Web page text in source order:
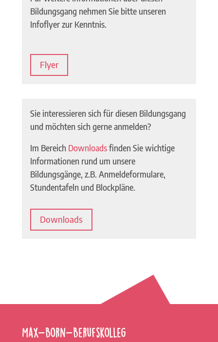
Bildungsgang nehmen Sie bitte unseren
Infoflyer zur Kenntnis.
Flyer
Sie interessieren sich für diesen Bildungsgang
und möchten sich gerne anmelden?
Im Bereich Downloadsfinden Sie wichtige
Informationen rund um unsere
Bildungsgänge, z.B. Anmeldeformulare,
Stundentafeln und Blockpläne.
Downloads
Max-Born-Berufskolleg